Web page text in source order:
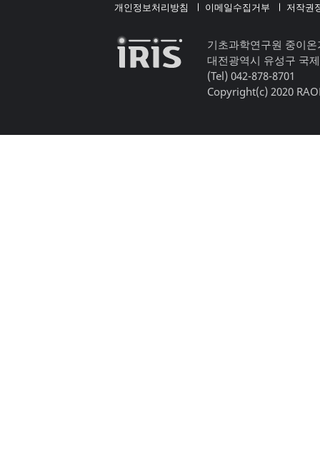
개인정보처리방침 이메일수집거부 저작권
기초과학연구원 중이
대전광역시 유성구 국
(Tel) 042-878-8701
Copyright(c) 2020